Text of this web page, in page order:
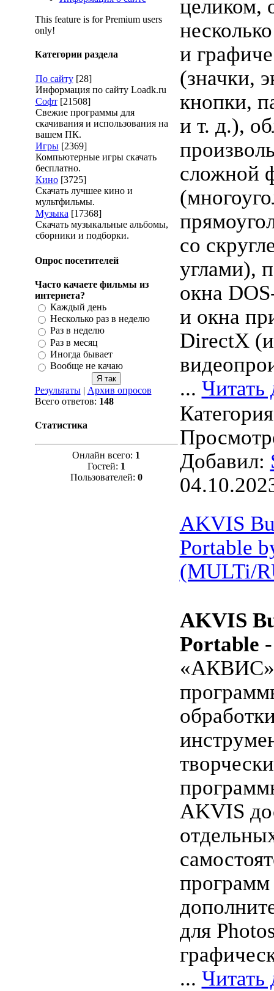
This feature is for Premium users
only!
Категории раздела
По сайту [28]
Информация по сайту Loadk.ru
Софт [21508]
Свежие программы для
скачивания и использования на
вашем ПК.
Игры [2369]
Компьютерные игры скачать
бесплатно.
Кино [3725]
Скачать лучшее кино и
мультфильмы.
Музыка [17368]
Скачать музыкальные альбомы,
сборники и подборки.
Опрос посетителей
Часто качаете фильмы из
интернета?
Каждый день
Несколько раз в неделю
Раз в неделю
Раз в месяц
Иногда бывает
Вообще не качаю
Результаты| Архив опросов
Всего ответов: 148
Статистика
Онлайн всего: 1
Гостей: 1
Пользователей: 0
целиком,
и
(значки,
кнопки,
и т. д.),
сложной
со
углами),
окна
и окна
DirectX
... Читать
Добавил:
AKVIS
Portable
(MULTi/
AKVIS
Portable
«АКВИС»
AKVIS
для
... Читать